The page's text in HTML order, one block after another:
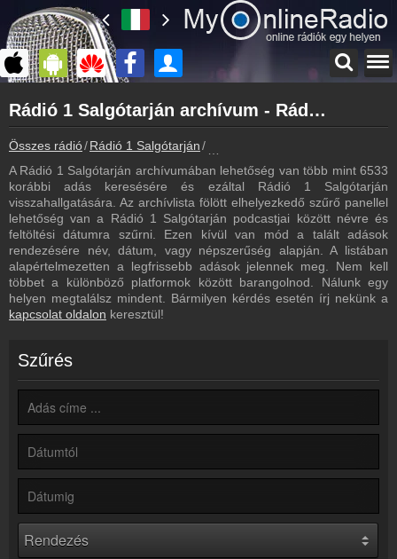
myonlineradio.hu
Rádió 1 Salgótarján
Vissza a Rádió 1 Salgótarján oldalára
Bejelentkezés
Hozz létre saját fiókot!
Most szól
Tudd meg mi szólt eddig
Műsorújság
Rádió 1 Salgótarján műsorai
Webkamera
Kapcsolat
Írj nekünk!
Partnerek
Rádiós partnerek
Ágyazd be weboldaladba
Készítés lépésről lépésre
Rádió 1 Salgótarján archívum - Rádió 1 Salgótarján podcasts - Rádió 1 Salgótarján visszahallgatás
Összes rádió Rádió 1 Salgótarján
A Rádió 1 Salgótarján archívumában lehetőség van több mint 6533
korábbi adás keresésére és ezáltal Rádió 1 Salgótarján
visszahallgatására. Az archívlista fölött elhelyezkedő szűrő panellel
lehetőség van a Rádió 1 Salgótarján podcastjai között névre és
feltöltési dátumra szűrni. Ezen kívül van mód a talált adások
rendezésére név, dátum, vagy népszerűség alapján. A listában
alapértelmezetten a legfrissebb adások jelennek meg. Nem kell
többet a különböző platformok között barangolnod. Nálunk egy
helyen megtalálsz mindent. Bármilyen kérdés esetén írj nekünk a
kapcsolat oldalon keresztül!
Szűrés